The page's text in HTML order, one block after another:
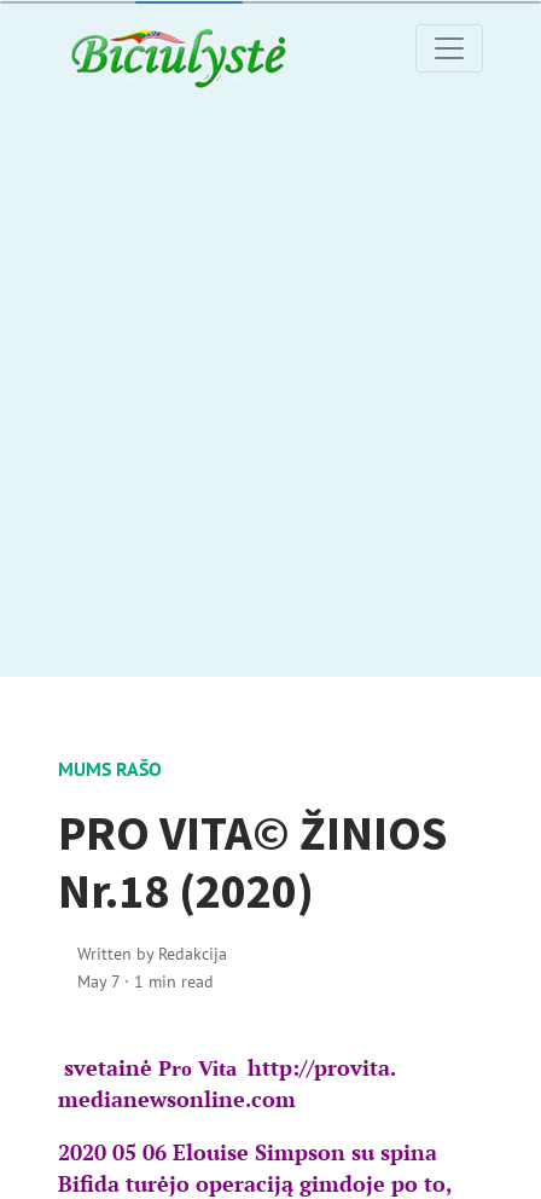
MUMS RAŠO
PRO VITA© ŽINIOS
Nr.18 (2020)
Written by Redakcija
May 7 · 1 min read
svetainė Pro Vita http://provita.
medianewsonline.com
2020 05 06 Elouise Simpson su spina
Bifida turėjo operaciją gimdoje po to,